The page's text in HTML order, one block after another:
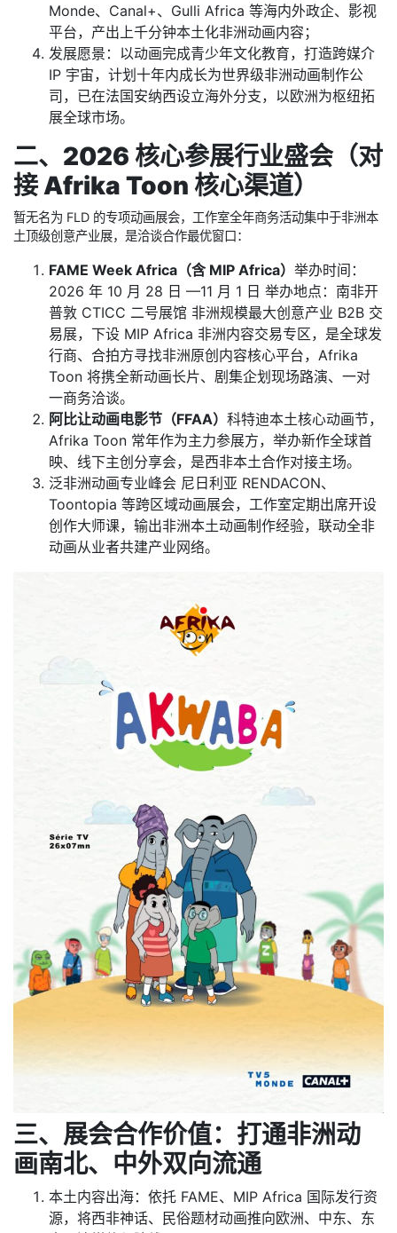
Monde、Canal+、Gulli Africa 等海内外政企、影视
平台，产出上千分钟本土化非洲动画内容；
发展愿景：以动画完成青少年文化教育，打造跨媒介
IP 宇宙，计划十年内成长为世界级非洲动画制作公
司，已在法国安纳西设立海外分支，以欧洲为枢纽拓
展全球市场。
二、2026 核心参展行业盛会（对
接 Afrika Toon 核心渠道）
暂无名为 FLD 的专项动画展会，工作室全年商务活动集中于非洲本
土顶级创意产业展，是洽谈合作最优窗口：
FAME Week Africa（含 MIP Africa） 举办时间：
2026 年 10 月 28 日 —11 月 1 日 举办地点：南非开
普敦 CTICC 二号展馆 非洲规模最大创意产业 B2B 交
易展，下设 MIP Africa 非洲内容交易专区，是全球发
行商、合拍方寻找非洲原创内容核心平台，Afrika
Toon 将携全新动画长片、剧集企划现场路演、一对
一商务洽谈。
阿比让动画电影节（FFAA） 科特迪本土核心动画节，
Afrika Toon 常年作为主力参展方，举办新作全球首
映、线下主创分享会，是西非本土合作对接主场。
泛非洲动画专业峰会 尼日利亚 RENDACON、
Toontopia 等跨区域动画展会，工作室定期出席开设
创作大师课，输出非洲本土动画制作经验，联动全非
动画从业者共建产业网络。
三、展会合作价值：打通非洲动
画南北、中外双向流通
本土内容出海：依托 FAME、MIP Africa 国际发行资
源，将西非神话、民俗题材动画推向欧洲、中东、东